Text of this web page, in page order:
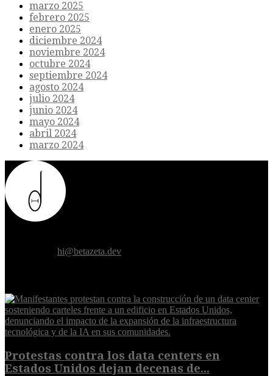
marzo 2025
febrero 2025
enero 2025
diciembre 2024
noviembre 2024
octubre 2024
septiembre 2024
agosto 2024
julio 2024
junio 2024
mayo 2024
abril 2024
marzo 2024
hi@betazeta.dev
Protestas contra los data centers en
Estados Unidos dejan decenas de...